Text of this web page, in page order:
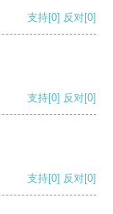
支持[0] 反对[0]
支持[0] 反对[0]
支持[0] 反对[0]